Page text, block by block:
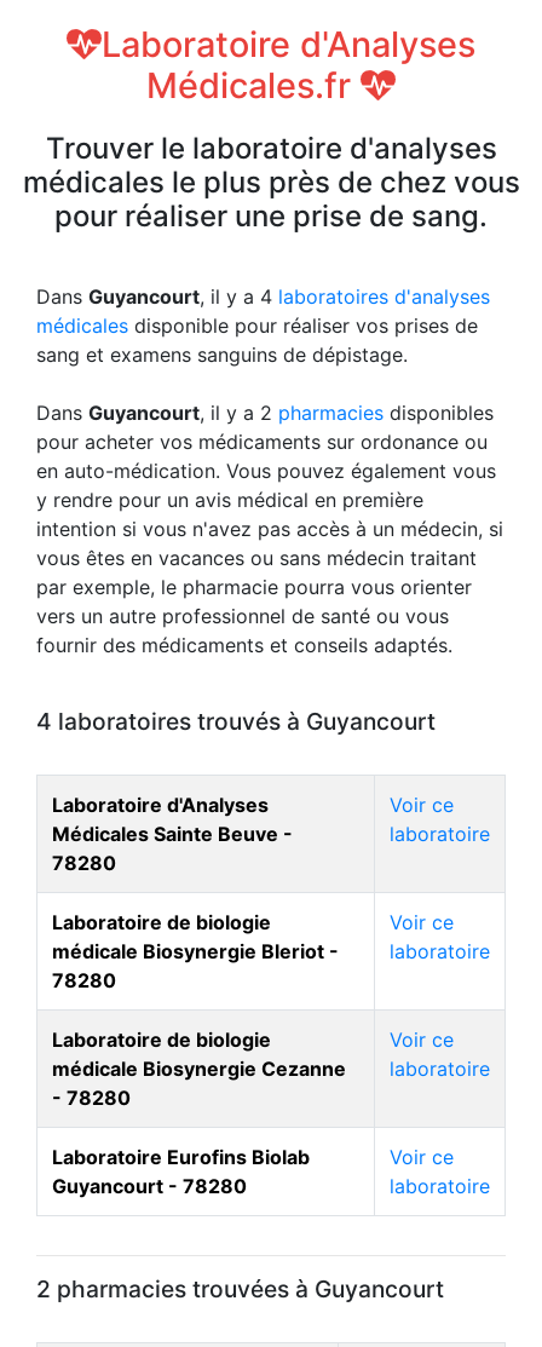
Laboratoire d'Analyses
Médicales.fr
Trouver le laboratoire d'analyses
médicales le plus près de chez vous
pour réaliser une prise de sang.
Dans Guyancourt, il y a 4 laboratoires d'analyses
médicales disponible pour réaliser vos prises de
sang et examens sanguins de dépistage.
Dans Guyancourt, il y a 2 pharmacies disponibles
pour acheter vos médicaments sur ordonance ou
en auto-médication. Vous pouvez également vous
y rendre pour un avis médical en première
intention si vous n'avez pas accès à un médecin, si
vous êtes en vacances ou sans médecin traitant
par exemple, le pharmacie pourra vous orienter
vers un autre professionnel de santé ou vous
fournir des médicaments et conseils adaptés.
4 laboratoires trouvés à Guyancourt
Laboratoire d'Analyses
Médicales Sainte Beuve -
78280
Voir ce
laboratoire
Laboratoire de biologie
médicale Biosynergie Bleriot -
78280
Voir ce
laboratoire
Laboratoire de biologie
médicale Biosynergie Cezanne
- 78280
Voir ce
laboratoire
Laboratoire Eurofins Biolab
Guyancourt - 78280
Voir ce
laboratoire
2 pharmacies trouvées à Guyancourt